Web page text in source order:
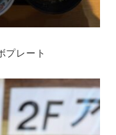
レート